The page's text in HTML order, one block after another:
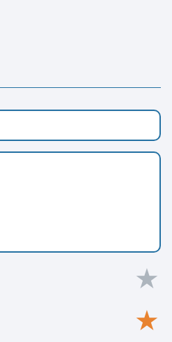
★
★